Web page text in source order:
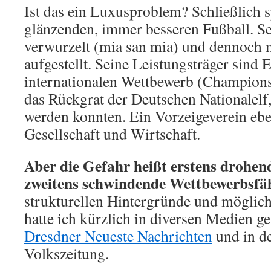
Ist das ein Luxusproblem? Schließlich
glänzenden, immer besseren Fußball.
verwurzelt (mia san mia) und dennoch
aufgestellt. Seine Leistungsträger sind
internationalen Wettbewerb
das Rückgrat der Deutschen
werden konnten. Ein Vorzeigeverein
Gesellschaft und Wirtschaft.
Aber die Gefahr heißt erstens
zweitens schwindende
strukturellen Hintergründe und
hatte ich kürzlich in diversen Medien
Dresdner Neueste Nachrichtenund in
Volkszeitung.